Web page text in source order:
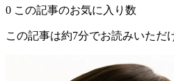
0 この記事のお気に入り数
この記事は約7分でお読みいただ